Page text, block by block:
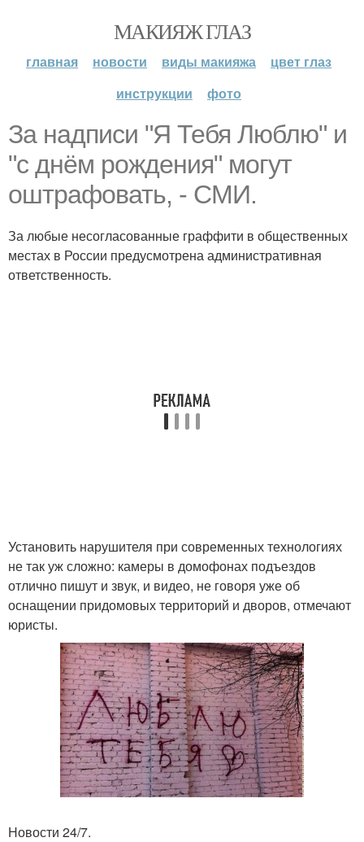
МАКИЯЖ ГЛАЗ
главная новости виды макияжа
цвет глаз
инструкции
фото
За надписи "Я Тебя Люблю" и
"с днём рождения" могут
оштрафовать, - СМИ.
За любые несогласованные граффити в общественных
местах в России предусмотрена административная
ответственность.
Установить нарушителя при современных технологиях
не так уж сложно: камеры в домофонах подъездов
отлично пишут и звук, и видео, не говоря уже об
оснащении придомовых территорий и дворов, отмечают
юристы.
Новости 24/7.